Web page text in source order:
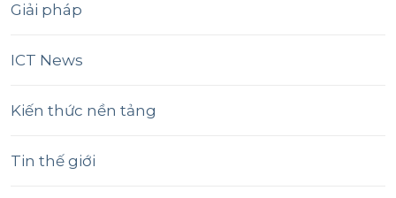
Giải pháp
ICT News
Kiến thức nền tảng
Tin thế giới